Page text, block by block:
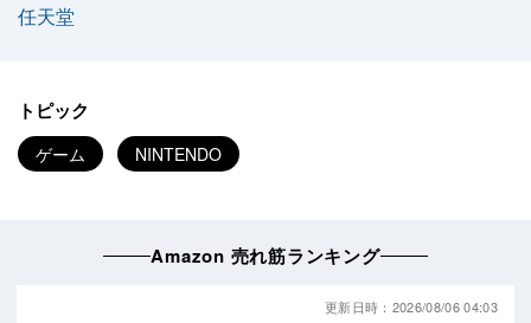
任天堂
トピック
ゲーム NINTENDO